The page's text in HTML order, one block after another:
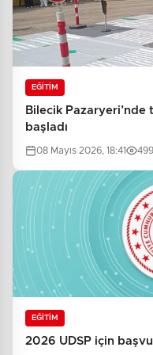
EĞİTİM
Bilecik
başladı
08 Mayıs 2026, 18:41 499
EĞİTİM
2026 UDSP için